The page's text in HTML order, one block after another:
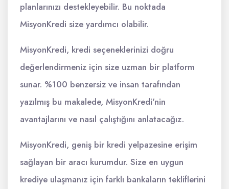
planlarınızı destekleyebilir. Bu noktada
MisyonKredi size yardımcı olabilir.
MisyonKredi, kredi seçeneklerinizi doğru
değerlendirmeniz için size uzman bir platform
sunar. %100 benzersiz ve insan tarafından
yazılmış bu makalede, MisyonKredi'nin
avantajlarını ve nasıl çalıştığını anlatacağız.
MisyonKredi, geniş bir kredi yelpazesine erişim
sağlayan bir aracı kurumdur. Size en uygun
krediye ulaşmanız için farklı bankaların tekliflerini